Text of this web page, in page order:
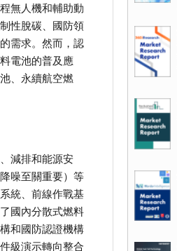
無人機和輔助動
性脫碳、國防領
需求。然而，認
電池的普及應
、永續航空燃
減排和能源安
噪至關重要）等
統、前線作戰基
國內分散式燃料
和國防認證機構
級演示轉向整合